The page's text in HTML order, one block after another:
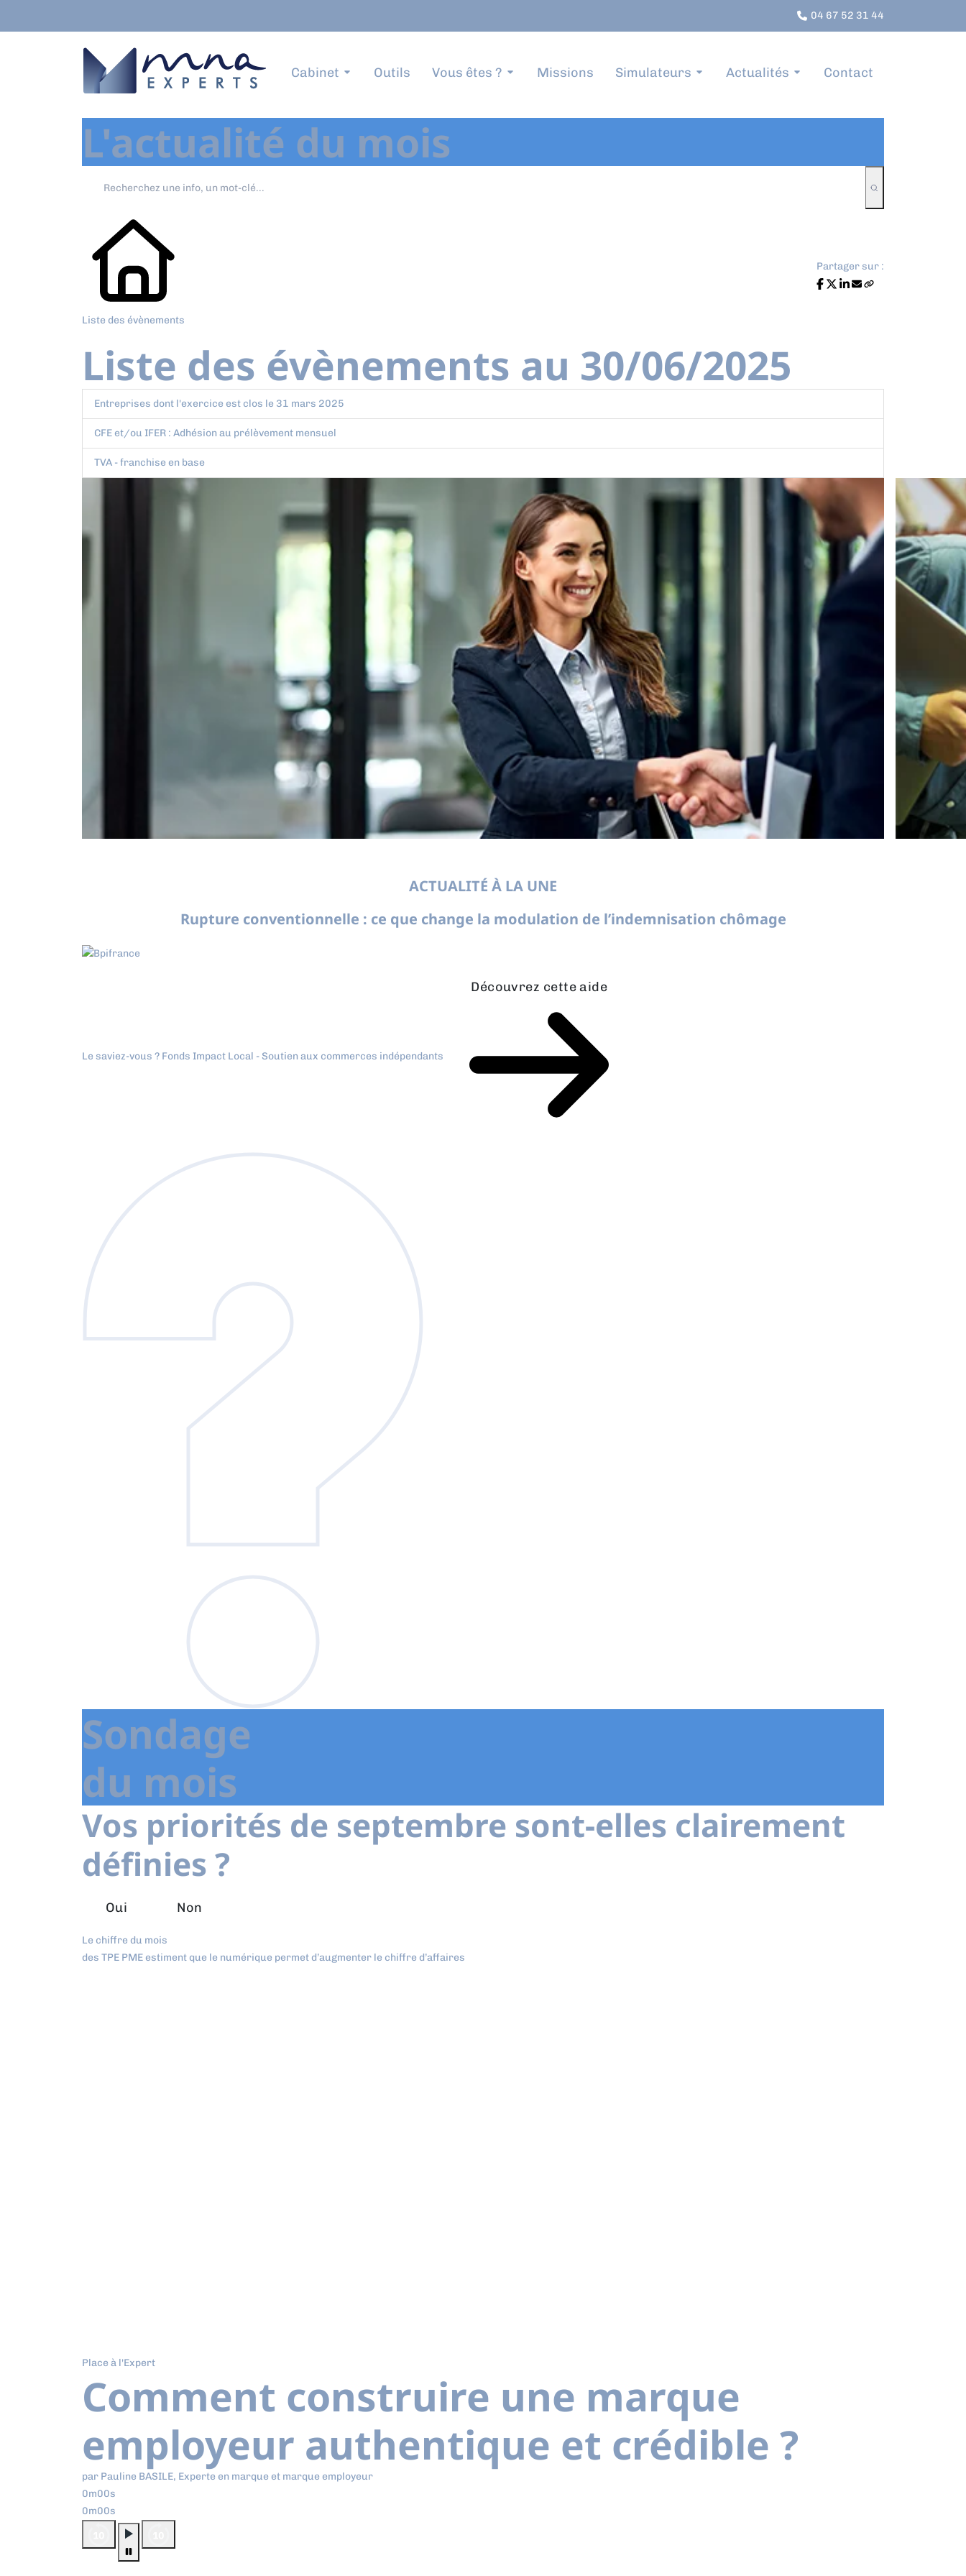
04 67 52 31 44
Cabinet Outils Vous êtes ? Missions Simulateurs Actualités Contact
L'actualité du mois
Liste des évènements
Partager sur :
Liste des évènements au 30/06/2025
Entreprises dont l'exercice est clos le 31 mars 2025
CFE et/ou IFER : Adhésion au prélèvement mensuel
TVA - franchise en base
ACTUALITÉ À LA UNE
Rupture conventionnelle : ce que change la modulation de l’indemnisation chômage
Le saviez-vous ? Fonds Impact Local - Soutien aux commerces indépendants
Découvrez cette aide
Sondage
du mois
Vos priorités de septembre sont-elles clairement
définies ?
Oui Non
Le chiffre du mois
des TPE PME estiment que le numérique permet d’augmenter le chiffre d’affaires
Place à l'Expert
Comment construire une marque
employeur authentique et crédible ?
par Pauline BASILE, Experte en marque et marque employeur
0m00s
0m00s